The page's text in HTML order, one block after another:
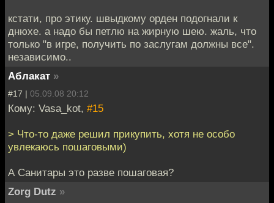
кстати, про этику. швыдкому орден подогнали к
днюхе. а надо бы петлю на жирную шею. жаль, что
только "в игре, получить по заслугам должны все".
независимо..
Аблакат »
#17 | 05.09.08 20:12
Кому: Vasa_kot, #15
> Что-то даже решил прикупить, хотя не особо
увлекаюсь пошаговыми)
А Санитары это разве пошаговая?
Zorg Dutz »